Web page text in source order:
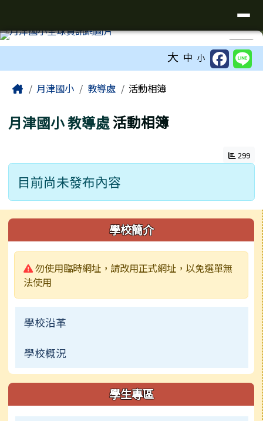
臺南市鹽水區月津國民小學全球資訊
⏸
大 中 小
Home月津國小 教導處 活動相簿
月津國小教導處活動相簿
299
目前尚未發布內容
左邊區域內容 學校簡介
警告:
勿使用臨時網址，請改用正式網址，以免選單無
法使用
學校沿革
學校概況
學生專區